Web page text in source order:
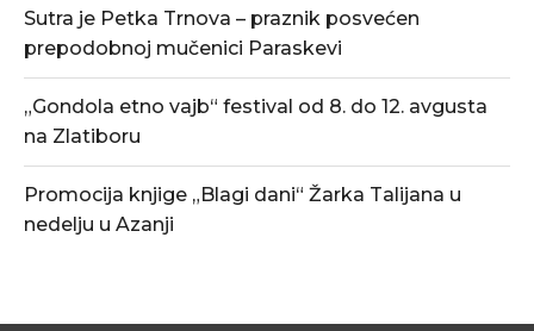
Sutra je Petka Trnova – praznik posvećen
prepodobnoj mučenici Paraskevi
„Gondola etno vajb“ festival od 8. do 12. avgusta
na Zlatiboru
Promocija knjige „Blagi dani“ Žarka Talijana u
nedelju u Azanji